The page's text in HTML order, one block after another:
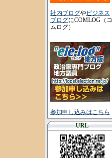
社内ブログやビジネス
ブログにCOMLOG（コ
ムログ）
参加申し込みはこちら
URL